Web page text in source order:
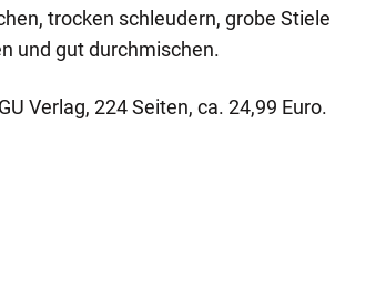
trocken schleudern, grobe Stiele
und gut durchmischen.
Verlag, 224 Seiten, ca. 24,99 Euro.